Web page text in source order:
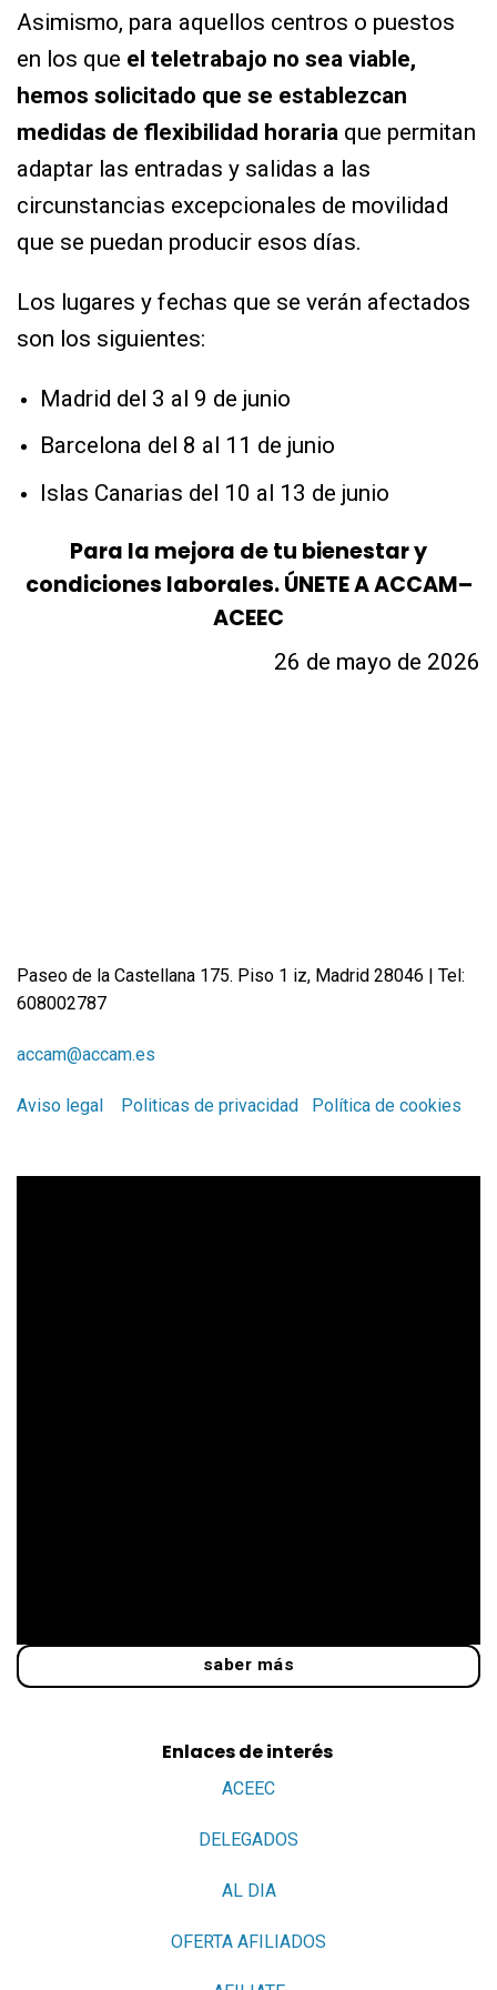
Asimismo, para aquellos centros o puestos
en los que el teletrabajo no sea viable,
hemos solicitado que se establezcan
medidas de flexibilidad horaria que permitan
adaptar las entradas y salidas a las
circunstancias excepcionales de movilidad
que se puedan producir esos días.
Los lugares y fechas que se verán afectados
son los siguientes:
Madrid del 3 al 9 de junio
Barcelona del 8 al 11 de junio
Islas Canarias del 10 al 13 de junio
Para la mejora de tu bienestar y
condiciones laborales. ÚNETE A ACCAM–
ACEEC
26 de mayo de 2026
Paseo de la Castellana 175. Piso 1 iz, Madrid 28046 | Tel:
608002787
accam@accam.es
Aviso legal Politicas de privacidad Política de cookies
saber más
Enlaces de interés
ACEEC
DELEGADOS
AL DIA
OFERTA AFILIADOS